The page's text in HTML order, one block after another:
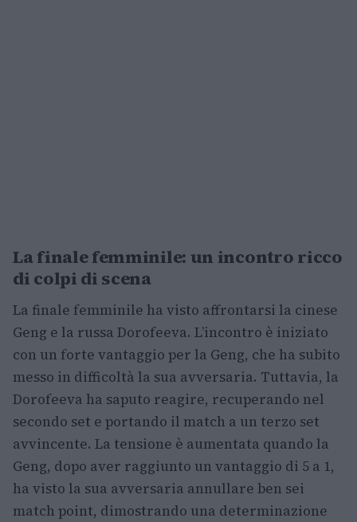
La finale femminile: un incontro ricco
di colpi di scena
La finale femminile ha visto affrontarsi la cinese
Geng e la russa Dorofeeva. L’incontro è iniziato
con un forte vantaggio per la Geng, che ha subito
messo in difficoltà la sua avversaria. Tuttavia, la
Dorofeeva ha saputo reagire, recuperando nel
secondo set e portando il match a un terzo set
avvincente. La tensione è aumentata quando la
Geng, dopo aver raggiunto un vantaggio di 5 a 1,
ha visto la sua avversaria annullare ben sei
match point, dimostrando una determinazione